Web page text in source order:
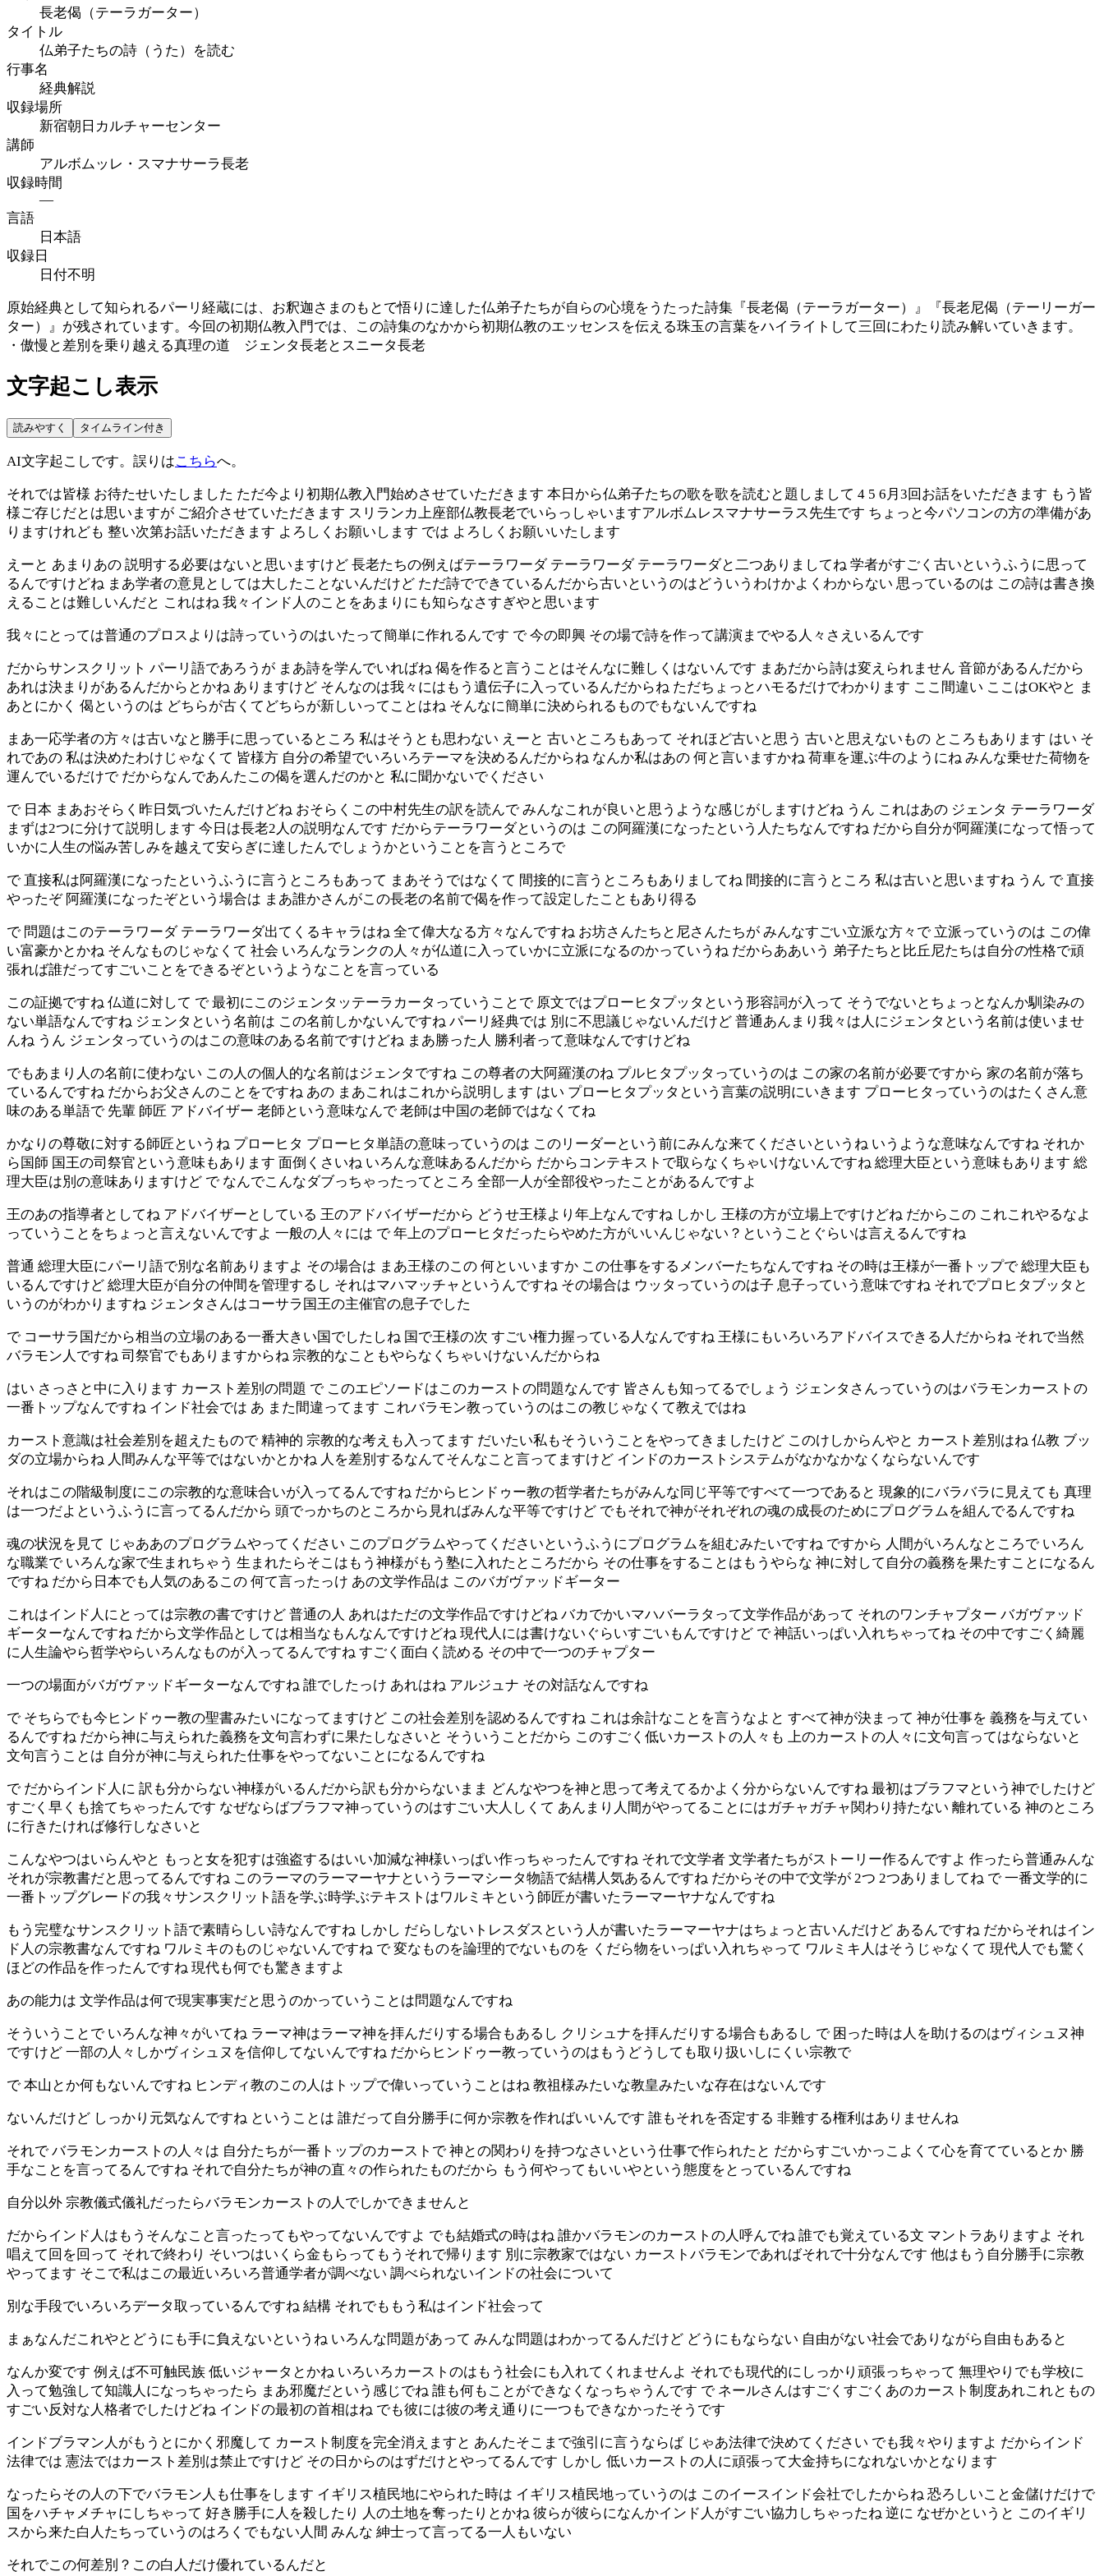
長老偈（テーラガーター）
タイトル
仏弟子たちの詩（うた）を読む
行事名
経典解説
収録場所
新宿朝日カルチャーセンター
講師
アルボムッレ・スマナサーラ長老
収録時間
—
言語
日本語
収録日
日付不明
原始経典として知られるパーリ経蔵には、お釈迦さまのもとで悟りに達した仏弟子たちが自らの心境をうたった詩集『長老偈（テーラガーター）』『長老尼偈（テーリーガー
ター）』が残されています。今回の初期仏教入門では、この詩集のなかから初期仏教のエッセンスを伝える珠玉の言葉をハイライトして三回にわたり読み解いていきます。
・傲慢と差別を乗り越える真理の道 ジェンタ長老とスニータ長老
文字起こし表示
読みやすく タイムライン付き
AI文字起こしです。誤りはこちらへ。
それでは皆様 お待たせいたしました ただ今より初期仏教入門始めさせていただきます 本日から仏弟子たちの歌を歌を読むと題しまして 4 5 6月3回お話をいただきます もう皆
様ご存じだとは思いますが ご紹介させていただきます スリランカ上座部仏教長老でいらっしゃいますアルボムレスマナサーラス先生です ちょっと今パソコンの方の準備があ
りますけれども 整い次第お話いただきます よろしくお願いします では よろしくお願いいたします
えーと あまりあの 説明する必要はないと思いますけど 長老たちの例えばテーラワーダ テーラワーダ テーラワーダと二つありましてね 学者がすごく古いというふうに思って
るんですけどね まあ学者の意見としては大したことないんだけど ただ詩でできているんだから古いというのはどういうわけかよくわからない 思っているのは この詩は書き換
えることは難しいんだと これはね 我々インド人のことをあまりにも知らなさすぎやと思います
我々にとっては普通のプロスよりは詩っていうのはいたって簡単に作れるんです で 今の即興 その場で詩を作って講演までやる人々さえいるんです
だからサンスクリット パーリ語であろうが まあ詩を学んでいればね 偈を作ると言うことはそんなに難しくはないんです まあだから詩は変えられません 音節があるんだから
あれは決まりがあるんだからとかね ありますけど そんなのは我々にはもう遺伝子に入っているんだからね ただちょっとハモるだけでわかります ここ間違い ここはOKやと ま
あとにかく 偈というのは どちらが古くてどちらが新しいってことはね そんなに簡単に決められるものでもないんですね
まあ一応学者の方々は古いなと勝手に思っているところ 私はそうとも思わない えーと 古いところもあって それほど古いと思う 古いと思えないもの ところもあります はい そ
れであの 私は決めたわけじゃなくて 皆様方 自分の希望でいろいろテーマを決めるんだからね なんか私はあの 何と言いますかね 荷車を運ぶ牛のようにね みんな乗せた荷物を
運んでいるだけで だからなんであんたこの偈を選んだのかと 私に聞かないでください
で 日本 まあおそらく昨日気づいたんだけどね おそらくこの中村先生の訳を読んで みんなこれが良いと思うような感じがしますけどね うん これはあの ジェンタ テーラワーダ
まずは2つに分けて説明します 今日は長老2人の説明なんです だからテーラワーダというのは この阿羅漢になったという人たちなんですね だから自分が阿羅漢になって悟って
いかに人生の悩み苦しみを越えて安らぎに達したんでしょうかということを言うところで
で 直接私は阿羅漢になったというふうに言うところもあって まあそうではなくて 間接的に言うところもありましてね 間接的に言うところ 私は古いと思いますね うん で 直接
やったぞ 阿羅漢になったぞという場合は まあ誰かさんがこの長老の名前で偈を作って設定したこともあり得る
で 問題はこのテーラワーダ テーラワーダ出てくるキャラはね 全て偉大なる方々なんですね お坊さんたちと尼さんたちが みんなすごい立派な方々で 立派っていうのは この偉
い富豪かとかね そんなものじゃなくて 社会 いろんなランクの人々が仏道に入っていかに立派になるのかっていうね だからああいう 弟子たちと比丘尼たちは自分の性格で頑
張れば誰だってすごいことをできるぞというようなことを言っている
この証拠ですね 仏道に対して で 最初にこのジェンタッテーラカータっていうことで 原文ではプローヒタプッタという形容詞が入って そうでないとちょっとなんか馴染みの
ない単語なんですね ジェンタという名前は この名前しかないんですね パーリ経典では 別に不思議じゃないんだけど 普通あんまり我々は人にジェンタという名前は使いませ
んね うん ジェンタっていうのはこの意味のある名前ですけどね まあ勝った人 勝利者って意味なんですけどね
でもあまり人の名前に使わない この人の個人的な名前はジェンタですね この尊者の大阿羅漢のね プルヒタプッタっていうのは この家の名前が必要ですから 家の名前が落ち
ているんですね だからお父さんのことをですね あの まあこれはこれから説明します はい プローヒタプッタという言葉の説明にいきます プローヒタっていうのはたくさん意
味のある単語で 先輩 師匠 アドバイザー 老師という意味なんで 老師は中国の老師ではなくてね
かなりの尊敬に対する師匠というね プローヒタ プローヒタ単語の意味っていうのは このリーダーという前にみんな来てくださいというね いうような意味なんですね それか
ら国師 国王の司祭官という意味もあります 面倒くさいね いろんな意味あるんだから だからコンテキストで取らなくちゃいけないんですね 総理大臣という意味もあります 総
理大臣は別の意味ありますけど で なんでこんなダブっちゃったってところ 全部一人が全部役やったことがあるんですよ
王のあの指導者としてね アドバイザーとしている 王のアドバイザーだから どうせ王様より年上なんですね しかし 王様の方が立場上ですけどね だからこの これこれやるなよ
っていうことをちょっと言えないんですよ 一般の人々には で 年上のプローヒタだったらやめた方がいいんじゃない？ということぐらいは言えるんですね
普通 総理大臣にパーリ語で別な名前ありますよ その場合は まあ王様のこの 何といいますか この仕事をするメンバーたちなんですね その時は王様が一番トップで 総理大臣も
いるんですけど 総理大臣が自分の仲間を管理するし それはマハマッチャというんですね その場合は ウッタっていうのは子 息子っていう意味ですね それでプロヒタブッタと
いうのがわかりますね ジェンタさんはコーサラ国王の主催官の息子でした
で コーサラ国だから相当の立場のある一番大きい国でしたしね 国で王様の次 すごい権力握っている人なんですね 王様にもいろいろアドバイスできる人だからね それで当然
バラモン人ですね 司祭官でもありますからね 宗教的なこともやらなくちゃいけないんだからね
はい さっさと中に入ります カースト差別の問題 で このエピソードはこのカーストの問題なんです 皆さんも知ってるでしょう ジェンタさんっていうのはバラモンカーストの
一番トップなんですね インド社会では あ また間違ってます これバラモン教っていうのはこの教じゃなくて教えではね
カースト意識は社会差別を超えたもので 精神的 宗教的な考えも入ってます だいたい私もそういうことをやってきましたけど このけしからんやと カースト差別はね 仏教 ブッ
ダの立場からね 人間みんな平等ではないかとかね 人を差別するなんてそんなこと言ってますけど インドのカーストシステムがなかなかなくならないんです
それはこの階級制度にこの宗教的な意味合いが入ってるんですね だからヒンドゥー教の哲学者たちがみんな同じ平等ですべて一つであると 現象的にバラバラに見えても 真理
は一つだよというふうに言ってるんだから 頭でっかちのところから見ればみんな平等ですけど でもそれで神がそれぞれの魂の成長のためにプログラムを組んでるんですね
魂の状況を見て じゃああのプログラムやってください このプログラムやってくださいというふうにプログラムを組むみたいですね ですから 人間がいろんなところで いろん
な職業で いろんな家で生まれちゃう 生まれたらそこはもう神様がもう塾に入れたところだから その仕事をすることはもうやらな 神に対して自分の義務を果たすことになるん
ですね だから日本でも人気のあるこの 何て言ったっけ あの文学作品は このバガヴァッドギーター
これはインド人にとっては宗教の書ですけど 普通の人 あれはただの文学作品ですけどね バカでかいマハバーラタって文学作品があって それのワンチャプター バガヴァッド
ギーターなんですね だから文学作品としては相当なもんなんですけどね 現代人には書けないぐらいすごいもんですけど で 神話いっぱい入れちゃってね その中ですごく綺麗
に人生論やら哲学やらいろんなものが入ってるんですね すごく面白く読める その中で一つのチャプター
一つの場面がバガヴァッドギーターなんですね 誰でしたっけ あれはね アルジュナ その対話なんですね
で そちらでも今ヒンドゥー教の聖書みたいになってますけど この社会差別を認めるんですね これは余計なことを言うなよと すべて神が決まって 神が仕事を 義務を与えてい
るんですね だから神に与えられた義務を文句言わずに果たしなさいと そういうことだから このすごく低いカーストの人々も 上のカーストの人々に文句言ってはならないと
文句言うことは 自分が神に与えられた仕事をやってないことになるんですね
で だからインド人に 訳も分からない神様がいるんだから訳も分からないまま どんなやつを神と思って考えてるかよく分からないんですね 最初はブラフマという神でしたけど
すごく早くも捨てちゃったんです なぜならばブラフマ神っていうのはすごい大人しくて あんまり人間がやってることにはガチャガチャ関わり持たない 離れている 神のところ
に行きたければ修行しなさいと
こんなやつはいらんやと もっと女を犯すは強盗するはいい加減な神様いっぱい作っちゃったんですね それで文学者 文学者たちがストーリー作るんですよ 作ったら普通みんな
それが宗教書だと思ってるんですね このラーマのラーマーヤナというラーマシータ物語で結構人気あるんですね だからその中で文学が 2つ 2つありましてね で 一番文学的に
一番トップグレードの我々サンスクリット語を学ぶ時学ぶテキストはワルミキという師匠が書いたラーマーヤナなんですね
もう完璧なサンスクリット語で素晴らしい詩なんですね しかし だらしないトレスダスという人が書いたラーマーヤナはちょっと古いんだけど あるんですね だからそれはイン
ド人の宗教書なんですね ワルミキのものじゃないんですね で 変なものを論理的でないものを くだら物をいっぱい入れちゃって ワルミキ人はそうじゃなくて 現代人でも驚く
ほどの作品を作ったんですね 現代も何でも驚きますよ
あの能力は 文学作品は何で現実事実だと思うのかっていうことは問題なんですね
そういうことで いろんな神々がいてね ラーマ神はラーマ神を拝んだりする場合もあるし クリシュナを拝んだりする場合もあるし で 困った時は人を助けるのはヴィシュヌ神
ですけど 一部の人々しかヴィシュヌを信仰してないんですね だからヒンドゥー教っていうのはもうどうしても取り扱いしにくい宗教で
で 本山とか何もないんですね ヒンディ教のこの人はトップで偉いっていうことはね 教祖様みたいな教皇みたいな存在はないんです
ないんだけど しっかり元気なんですね ということは 誰だって自分勝手に何か宗教を作ればいいんです 誰もそれを否定する 非難する権利はありませんね
それで バラモンカーストの人々は 自分たちが一番トップのカーストで 神との関わりを持つなさいという仕事で作られたと だからすごいかっこよくて心を育てているとか 勝
手なことを言ってるんですね それで自分たちが神の直々の作られたものだから もう何やってもいいやという態度をとっているんですね
自分以外 宗教儀式儀礼だったらバラモンカーストの人でしかできませんと
だからインド人はもうそんなこと言ったってもやってないんですよ でも結婚式の時はね 誰かバラモンのカーストの人呼んでね 誰でも覚えている文 マントラありますよ それ
唱えて回を回って それで終わり そいつはいくら金もらってもうそれで帰ります 別に宗教家ではない カーストバラモンであればそれで十分なんです 他はもう自分勝手に宗教
やってます そこで私はこの最近いろいろ普通学者が調べない 調べられないインドの社会について
別な手段でいろいろデータ取っているんですね 結構 それでももう私はインド社会って
まぁなんだこれやとどうにも手に負えないというね いろんな問題があって みんな問題はわかってるんだけど どうにもならない 自由がない社会でありながら自由もあると
なんか変です 例えば不可触民族 低いジャータとかね いろいろカーストのはもう社会にも入れてくれませんよ それでも現代的にしっかり頑張っちゃって 無理やりでも学校に
入って勉強して知識人になっちゃったら まあ邪魔だという感じでね 誰も何もことができなくなっちゃうんです で ネールさんはすごくすごくあのカースト制度あれこれともの
すごい反対な人格者でしたけどね インドの最初の首相はね でも彼には彼の考え通りに一つもできなかったそうです
インドブラマン人がもうとにかく邪魔して カースト制度を完全消えますと あんたそこまで強引に言うならば じゃあ法律で決めてください でも我々やりますよ だからインド
法律では 憲法ではカースト差別は禁止ですけど その日からのはずだけとやってるんです しかし 低いカーストの人に頑張って大金持ちになれないかとなります
なったらその人の下でバラモン人も仕事をします イギリス植民地にやられた時は イギリス植民地っていうのは このイースインド会社でしたからね 恐ろしいこと金儲けだけで
国をハチャメチャにしちゃって 好き勝手に人を殺したり 人の土地を奪ったりとかね 彼らが彼らになんかインド人がすごい協力しちゃったね 逆に なぜかというと このイギリ
スから来た白人たちっていうのはろくでもない人間 みんな 紳士って言ってる一人もいない
それでこの何差別？この白人だけ優れているんだと